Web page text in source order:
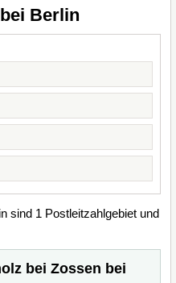
Berlin
sind 1 Postleitzahlgebiet und
bei Zossen bei